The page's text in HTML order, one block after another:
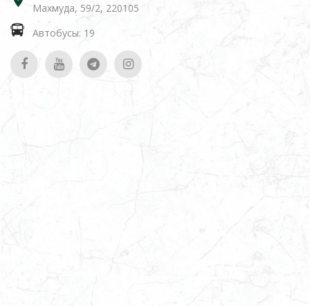
Махмуда, 59/2, 220105
Автобусы: 19